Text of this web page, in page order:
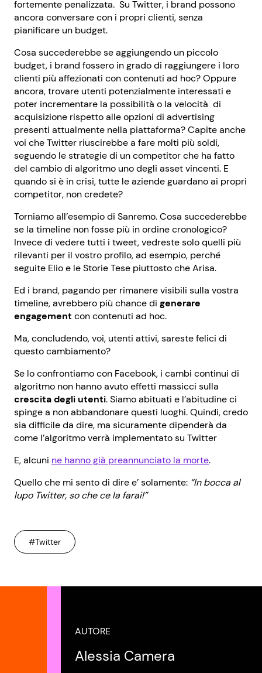
fortemente penalizzata. Su Twitter, i brand possono
ancora conversare con i propri clienti, senza
pianificare un budget.
Cosa succederebbe se aggiungendo un piccolo
budget, i brand fossero in grado di raggiungere i loro
clienti più affezionati con contenuti ad hoc? Oppure
ancora, trovare utenti potenzialmente interessati e
poter incrementare la possibilità o la velocità di
acquisizione rispetto alle opzioni di advertising
presenti attualmente nella piattaforma?Capite anche
voi che Twitter riuscirebbe a fare molti più soldi,
seguendo le strategie di un competitor che ha fatto
del cambio di algoritmo uno degli asset vincenti. E
quando si è in crisi, tutte le aziende guardano ai propri
competitor, non credete?
Torniamo all’esempio di Sanremo. Cosa succederebbe
se la timeline non fosse più in ordine cronologico?
Invece di vedere tutti i tweet, vedreste solo quelli più
rilevanti per il vostro profilo, ad esempio, perché
seguite Elio e le Storie Tese piuttosto che Arisa.
Ed i brand, pagando per rimanere visibili sulla vostra
timeline, avrebbero più chance di generare
engagement con contenuti ad hoc.
Ma, concludendo, voi, utenti attivi, sareste felici di
questo cambiamento?
Se lo confrontiamo con Facebook, i cambi continui di
algoritmo non hanno avuto effetti massicci sulla
crescita degli utenti. Siamo abituati e l’abitudine ci
spinge a non abbandonare questi luoghi. Quindi, credo
sia difficile da dire, ma sicuramente dipenderà da
come l’algoritmo verrà implementato su Twitter
E, alcuni ne hanno già preannunciato la morte.
Quello che mi sento di dire e’ solamente: “In bocca al
lupo Twitter, so che ce la farai!”
#Twitter
AUTORE
Alessia Camera